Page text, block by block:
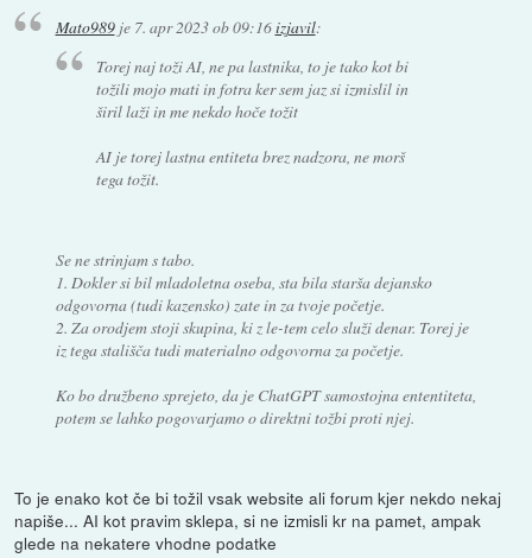
Mato989je 7. apr 2023 ob 09:16izjavil:
Torej naj toži AI, ne pa lastnika, to je tako kot bi
tožili mojo mati in fotra ker sem jaz si izmislil in
širil laži in me nekdo hoče tožit
AI je torej lastna entiteta brez nadzora, ne morš
tega tožit.
Se ne strinjam s tabo.
1. Dokler si bil mladoletna oseba, sta bila starša dejansko
odgovorna (tudi kazensko) zate in za tvoje početje.
2. Za orodjem stoji skupina, ki z le-tem celo služi denar. Torej je
iz tega stališča tudi materialno odgovorna za početje.
Ko bo družbeno sprejeto, da je ChatGPT samostojna ententiteta,
potem se lahko pogovarjamo o direktni tožbi proti njej.
To je enako kot če bi tožil vsak website ali forum kjer nekdo nekaj
napiše... AI kot pravim sklepa, si ne izmisli kr na pamet, ampak
glede na nekatere vhodne podatke